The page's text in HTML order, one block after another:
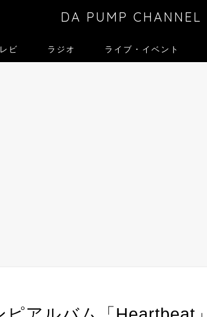
DA PUMP CHANNEL
ビ ラジオ ライブ・イベント